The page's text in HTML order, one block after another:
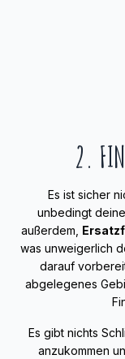
2.
Es ist sicher
unbedingt
außerdem,
was unweigerlich
darauf
abgelegenes
Es gibt nichts
anzukommen